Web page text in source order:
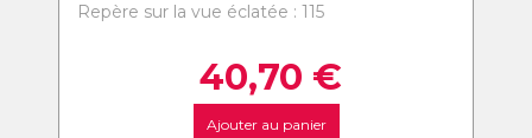
Repère sur la vue éclatée : 115
40,70 €
Ajouter au panier